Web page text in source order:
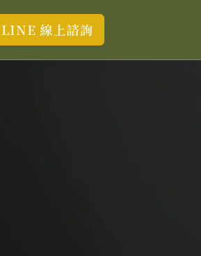
LINE 線上諮詢